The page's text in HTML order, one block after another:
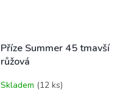
Příze Summer 45 tmavší
růžová
Skladem (12 ks)